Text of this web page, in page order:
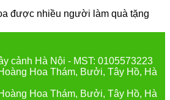
được nhiều người làm quà tặng
cảnh Hà Nội - MST: 0105573223
Hoa Thám, Bưởi, Tây Hồ, Hà
Hoa Thám, Bưởi, Tây Hồ, Hà